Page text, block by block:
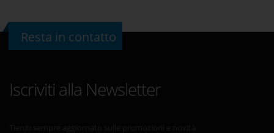
Resta in contatto
Iscriviti alla Newsletter